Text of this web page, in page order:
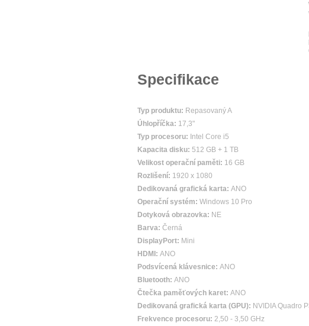
Specifikace
Typ produktu: Repasovaný A
Úhlopříčka: 17,3"
Typ procesoru: Intel Core i5
Kapacita disku: 512 GB + 1 TB
Velikost operační paměti: 16 GB
Rozlišení: 1920 x 1080
Dedikovaná grafická karta: ANO
Operační systém: Windows 10 Pro
Dotyková obrazovka: NE
Barva: Černá
DisplayPort: Mini
HDMI: ANO
Podsvícená klávesnice: ANO
Bluetooth: ANO
Čtečka paměťových karet: ANO
Dedikovaná grafická karta (GPU): NVIDIA Quadro
Frekvence procesoru: 2,50 - 3,50 GHz